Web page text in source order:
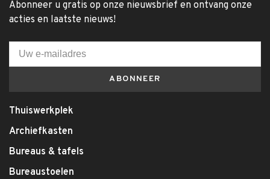
Abonneer u gratis op onze nieuwsbrief en ontvang onze
acties en laatste nieuws!
ABONNEER
Thuiswerkplek
Archiefkasten
Bureaus & tafels
Bureaustoelen